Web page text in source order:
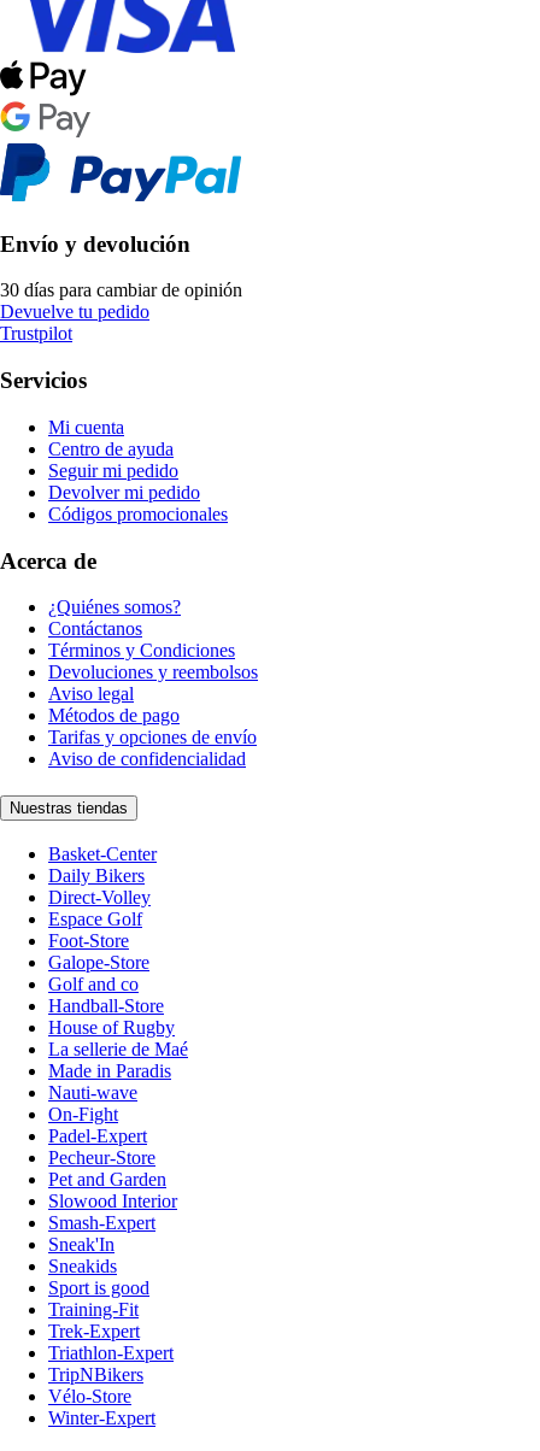
Envío y devolución
30 días para cambiar de opinión
Devuelve tu pedido
Trustpilot
Servicios
Mi cuenta
Centro de ayuda
Seguir mi pedido
Devolver mi pedido
Códigos promocionales
Acerca de
¿Quiénes somos?
Contáctanos
Términos y Condiciones
Devoluciones y reembolsos
Aviso legal
Métodos de pago
Tarifas y opciones de envío
Aviso de confidencialidad
Nuestras tiendas
Basket-Center
Daily Bikers
Direct-Volley
Espace Golf
Foot-Store
Galope-Store
Golf and co
Handball-Store
House of Rugby
La sellerie de Maé
Made in Paradis
Nauti-wave
On-Fight
Padel-Expert
Pecheur-Store
Pet and Garden
Slowood Interior
Smash-Expert
Sneak'In
Sneakids
Sport is good
Training-Fit
Trek-Expert
Triathlon-Expert
TripNBikers
Vélo-Store
Winter-Expert